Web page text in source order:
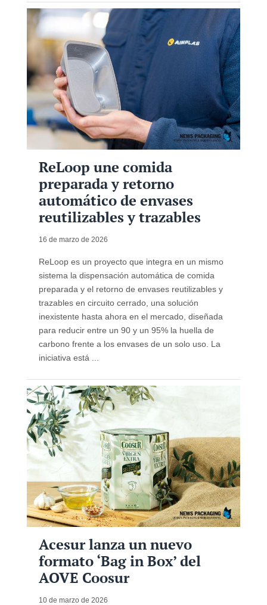
ReLoop une comida
preparada y retorno
automático de envases
reutilizables y trazables
16 de marzo de 2026
ReLoop es un proyecto que integra en un mismo
sistema la dispensación automática de comida
preparada y el retorno de envases reutilizables y
trazables en circuito cerrado, una solución
inexistente hasta ahora en el mercado, diseñada
para reducir entre un 90 y un 95% la huella de
carbono frente a los envases de un solo uso. La
iniciativa está ...
Acesur lanza un nuevo
formato ‘Bag in Box’ del
AOVE Coosur
10 de marzo de 2026